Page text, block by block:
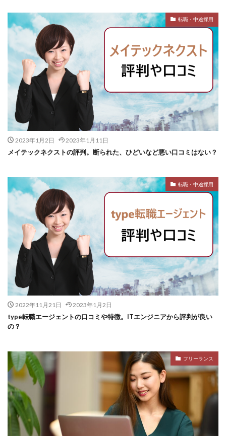
転職・中途採用
2023年1月2日 2023年1月11日
メイテックネクストの評判。断られた、ひどいなど悪い口コミはない？
転職・中途採用
2022年11月21日 2023年1月2日
type転職エージェントの口コミや特徴。ITエンジニアから評判が良い
の？
フリーランス